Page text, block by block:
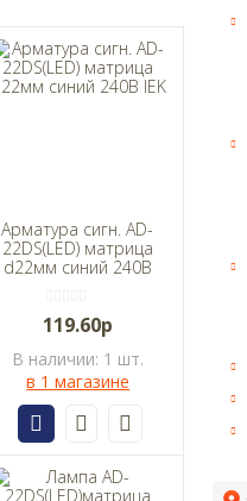
Арматура сигн. АD-
22DS(LED) матрица
d22мм синий 240В
119.60р
В наличии: 1 шт.
в 1 магазине